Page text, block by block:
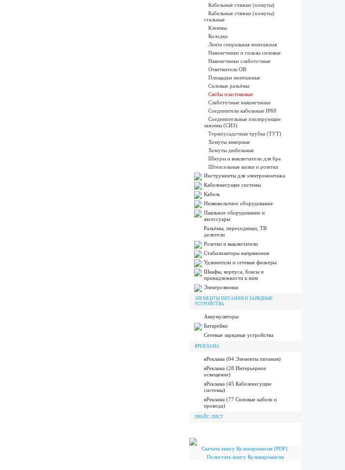
Кабельные стяжки (хомуты)
Кабельные стяжки (хомуты)
стальные
Клеммы
Колодки
Лента спиральная монтажная
Наконечники и гильзы силовые
Наконечники слаботочные
Ответвители ОВ
Площадки монтажные
Силовые разъёмы
Скобы пластиковые
Слаботочные наконечники
Соединители кабельные IP68
Соединительные изолирующие
зажимы (СИЗ)
Термоусадочная трубка (ТУТ)
Хомуты анкерные
Хомуты дюбельные
Шнуры и выключатели для бра
Штепсельные вилки и розетки
Инструменты для электромонтажа
Кабеленесущие системы
Кабель
Низковольтное оборудование
Паяльное оборудование и
аксессуары
Разъёмы, переходники, ТВ
делители
Розетки и выключатели
Стабилизаторы напряжения
Удлинители и сетевые фильтры
Шкафы, корпуса, боксы и
принадлежности к ним
Электрозвонки
ЭЛЕМЕНТЫ ПИТАНИЯ И ЗАРЯДНЫЕ
УСТРОЙСТВА
Аккумуляторы
Батарейки
Сетевые зарядные устройства
ЯРЕКЛАМА
яРеклама (04 Элементы питания)
яРеклама (28 Интерьерное
освещение)
яРеклама (45 Кабеленесущие
системы)
яРеклама (77 Силовые кабели и
провода)
ПРАЙС-ЛИСТ
Скачать книгу Кулинаромагия [PDF]
Полистать книгу Кулинаромагия